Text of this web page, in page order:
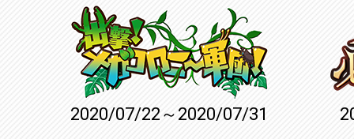
2020/07/22～2020/07/31